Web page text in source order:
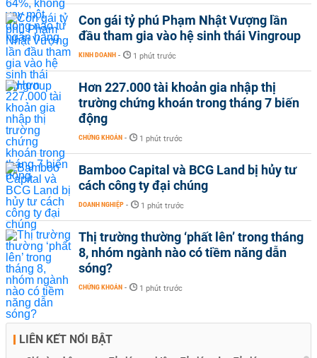
Con gái tỷ phú Phạm Nhật Vượng lần
đầu tham gia vào hệ sinh thái Vingroup
KINH DOANH - 1 phút trước
Hơn 227.000 tài khoản gia nhập thị
trường chứng khoán trong tháng 7 biến
động
CHỨNG KHOÁN - 1 phút trước
Bamboo Capital và BCG Land bị hủy tư
cách công ty đại chúng
DOANH NGHIỆP - 1 phút trước
Thị trường thường ‘phất lên’ trong tháng
8, nhóm ngành nào có tiềm năng dẫn
sóng?
CHỨNG KHOÁN - 1 phút trước
LIÊN KẾT NỔI BẬT